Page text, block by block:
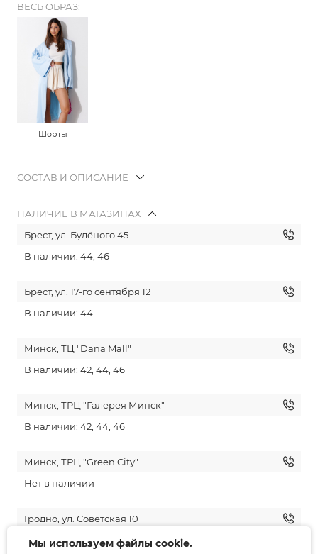
ВЕСЬ ОБРАЗ:
Шорты
СОСТАВ И ОПИСАНИЕ
НАЛИЧИЕ В МАГАЗИНАХ
Брест, ул. Будёного 45
В наличии: 44, 46
Брест, ул. 17-го сентября 12
В наличии: 44
Минск, ТЦ "Dana Mall"
В наличии: 42, 44, 46
Минск, ТРЦ "Галерея Минск"
В наличии: 42, 44, 46
Минск, ТРЦ "Green City"
Нет в наличии
Гродно, ул. Советская 10
В наличии: 42, 44
Мы используем файлы cookie.